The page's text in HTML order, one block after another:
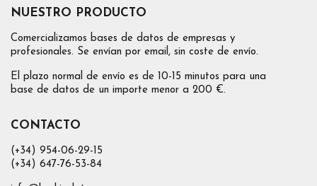
NUESTRO PRODUCTO
Comercializamos bases de datos de empresas y
profesionales. Se envían por email, sin coste de envío.
El plazo normal de envío es de 10-15 minutos para una
base de datos de un importe menor a 200 €.
CONTACTO
(+34) 954-06-29-15
(+34) 647-76-53-84